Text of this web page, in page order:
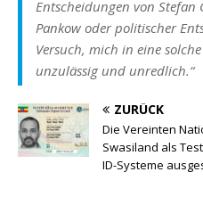
Entscheidungen von Stefan
Pankow oder politischer
Versuch, mich in eine
unzulässig und unredlich.“
ZURÜCK
Die Vereinten
Swasiland als
ID-Systeme